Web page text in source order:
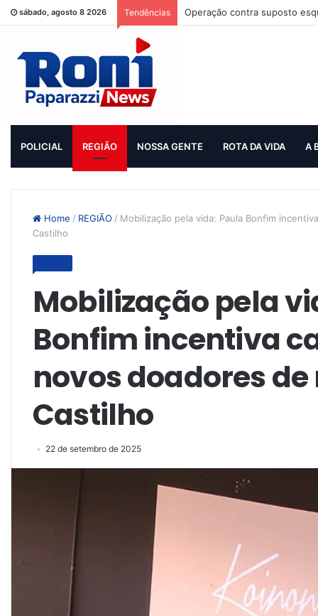
sábado, agosto 8 2026 Tendências Operação contra suposto
POLICIAL REGIÃO NOSSA GENTE ROTA DA VIDA A
Home / REGIÃO / Mobilização pela vida: Paula Bonfim
Castilho
Mobilização pela
Bonfim incentiva
novos doadores
Castilho
22 de setembro de 2025